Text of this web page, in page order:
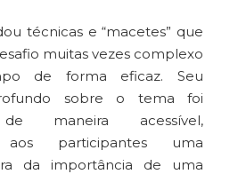
técnicas e “macetes” que
muitas vezes complexo
de forma eficaz. Seu
sobre o tema foi
de maneira acessível,
aos participantes uma
da importância de uma